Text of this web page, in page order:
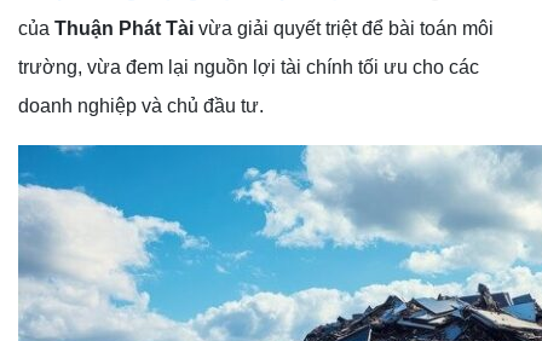
của Thuận Phát Tài vừa giải quyết triệt để bài toán môi
trường, vừa đem lại nguồn lợi tài chính tối ưu cho các
doanh nghiệp và chủ đầu tư.